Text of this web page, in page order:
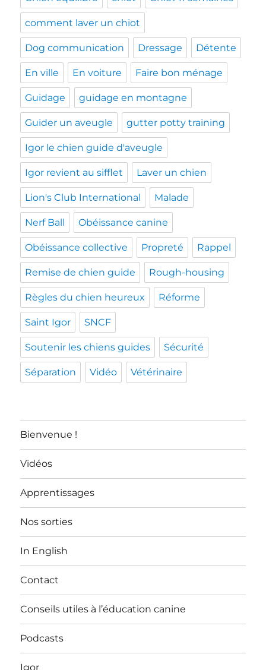
comment laver un chiot
Dog communication Dressage Détente
En ville En voiture Faire bon ménage
Guidage guidage en montagne
Guider un aveugle gutter potty training
Igor le chien guide d'aveugle
Igor revient au sifflet Laver un chien
Lion's Club International Malade
Nerf Ball Obéissance canine
Obéissance collective Propreté Rappel
Remise de chien guide Rough-housing
Règles du chien heureux Réforme
Saint Igor SNCF
Soutenir les chiens guides Sécurité
Séparation Vidéo Vétérinaire
Bienvenue !
Vidéos
Apprentissages
Nos sorties
In English
Contact
Conseils utiles à l’éducation canine
Podcasts
Igor